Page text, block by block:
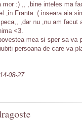
mor :) ,, ,bine inteles ma
,in Franta :( inseara aia
,dar nu ,nu am
<3.
mea si sper sa va
persoana de care va
08-27